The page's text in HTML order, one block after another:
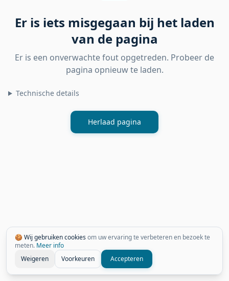
🍪 Wij gebruiken cookiesom uw ervaring te verbeteren en bezoek te
meten. Meer info
Weigeren
Voorkeuren Accepteren
Er is iets misgegaan bij het laden
van de pagina
Er is een onverwachte fout opgetreden. Probeer de
pagina opnieuw te laden.
Technische details
Herlaad pagina